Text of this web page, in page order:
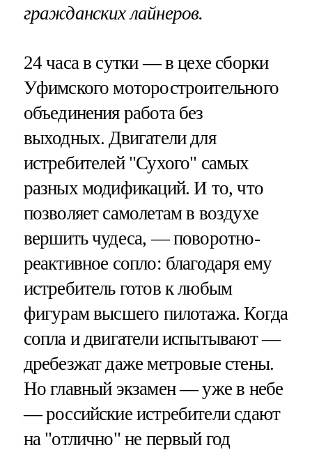
гражданских лайнеров.
24 часа в сутки — в цехе сборки
Уфимского моторостроительного
объединения работа без
выходных. Двигатели для
истребителей "Сухого" самых
разных модификаций. И то, что
позволяет самолетам в воздухе
вершить чудеса, — поворотно-
реактивное сопло: благодаря ему
истребитель готов к любым
фигурам высшего пилотажа. Когда
сопла и двигатели испытывают —
дребезжат даже метровые стены.
Но главный экзамен — уже в небе
— российские истребители сдают
на "отлично" не первый год